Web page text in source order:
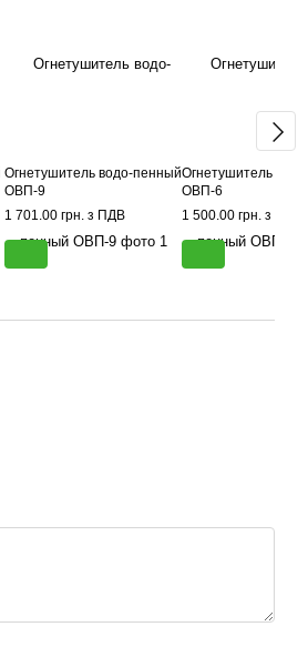
Огнетушитель водо-пенный
ОВП-9
1 701.00 грн. з ПДВ
Огнетушитель
ОВП-6
1 500.00 грн. з ПДВ